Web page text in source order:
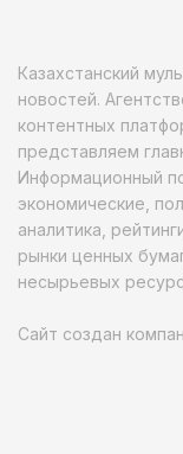
Казахстанский
новостей.
контентных
представляем
Информационный
экономические,
аналитика,
рынки ценных
несырьевых
Сайт создан